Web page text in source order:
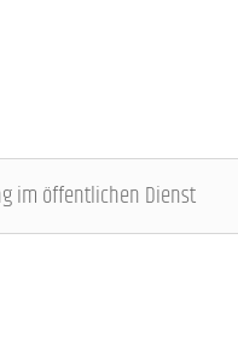
im öffentlichen Dienst